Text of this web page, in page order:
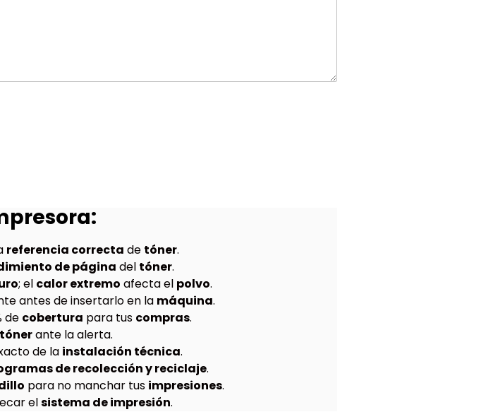
referencia correcta de tóner.
de página del tóner.
; el calor extremo afecta el polvo.
antes de insertarlo en la máquina.
de cobertura para tus compras.
tónerante la alerta.
de la instalación técnica.
de recolección y reciclaje.
para no manchar tus impresiones.
elsistema de impresión.